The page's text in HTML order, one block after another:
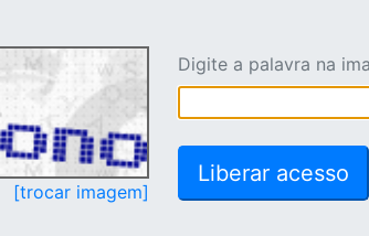
[trocar imagem]
Digite a palavra na